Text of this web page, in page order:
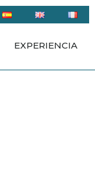
EXPERIENCIA